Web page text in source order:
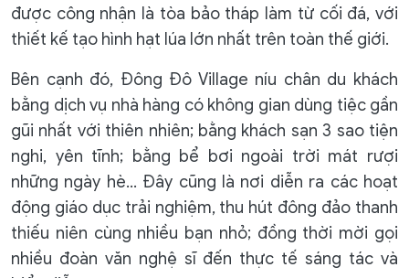
được công nhận là tòa bảo tháp làm từ cối đá, với
thiết kế tạo hình hạt lúa lớn nhất trên toàn thế giới.
Bên cạnh đó, Đông Đô Village níu chân du khách
bằng dịch vụ nhà hàng có không gian dùng tiệc gần
gũi nhất với thiên nhiên; bằng khách sạn 3 sao tiện
nghi, yên tĩnh; bằng bể bơi ngoài trời mát rượi
những ngày hè… Đây cũng là nơi diễn ra các hoạt
động giáo dục trải nghiệm, thu hút đông đảo thanh
thiếu niên cùng nhiều bạn nhỏ; đồng thời mời gọi
nhiều đoàn văn nghệ sĩ đến thực tế sáng tác và